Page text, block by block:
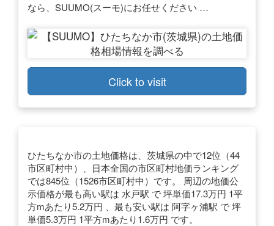
なら、SUUMO(スーモ)にお任せください …
Click to visit
ひたちなか市の土地価格は、茨城県の中で12位（44
市区町村中）、日本全国の市区町村地価ランキング
では845位（1526市区町村中）です。 周辺の地価公
示価格が最も高い駅は 水戸駅 で 坪単価17.3万円 1平
方mあたり5.2万円 、最も安い駅は 阿字ヶ浦駅 で 坪
単価5.3万円 1平方mあたり1.6万円 です。